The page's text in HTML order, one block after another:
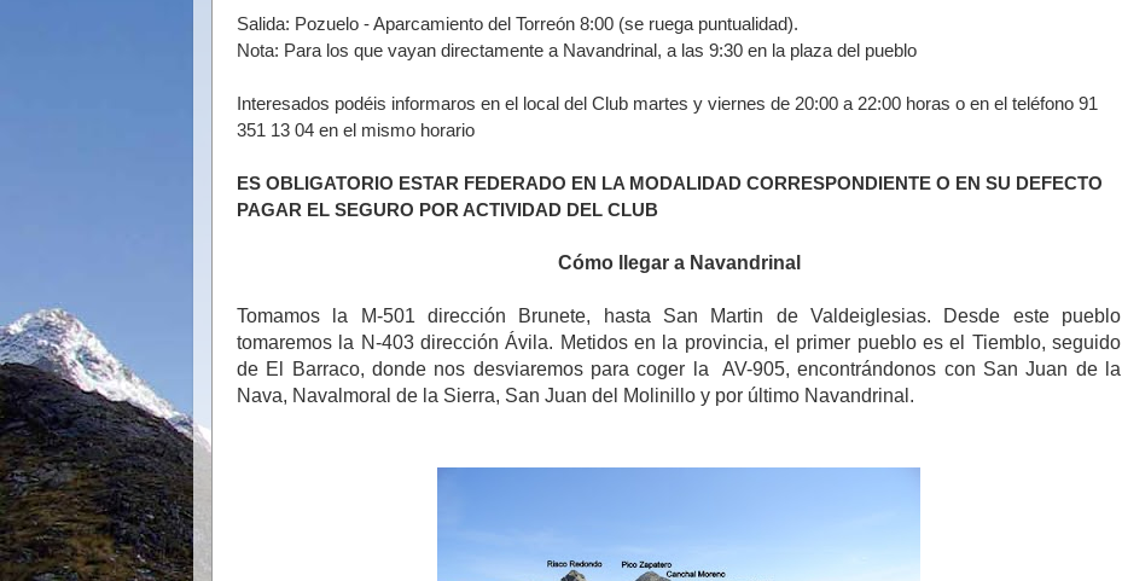
Salida: Pozuelo - Aparcamiento del Torreón 8:00 (se ruega puntualidad).
Nota: Para los que vayan directamente a Navandrinal, a las 9:30 en la plaza del pueblo
Interesados podéis informaros en el local del Club martes y viernes de 20:00 a 22:00 horas o en el teléfono 91
351 13 04 en el mismo horario
ES OBLIGATORIO ESTAR FEDERADO EN LA MODALIDAD CORRESPONDIENTE O EN SU DEFECTO
PAGAR EL SEGURO POR ACTIVIDAD DEL CLUB
Cómo llegar a Navandrinal
Tomamos la M-501 dirección Brunete, hasta San Martin de Valdeiglesias. Desde este pueblo
tomaremos la N-403dirección Ávila. Metidos en la provincia, el primer pueblo es el Tiemblo, seguido
de El Barraco, donde nos desviaremos para coger
la AV-905, encontrándonos con San Juan de la
Nava, Navalmoral de la Sierra, San Juan del Molinillo y por último Navandrinal.